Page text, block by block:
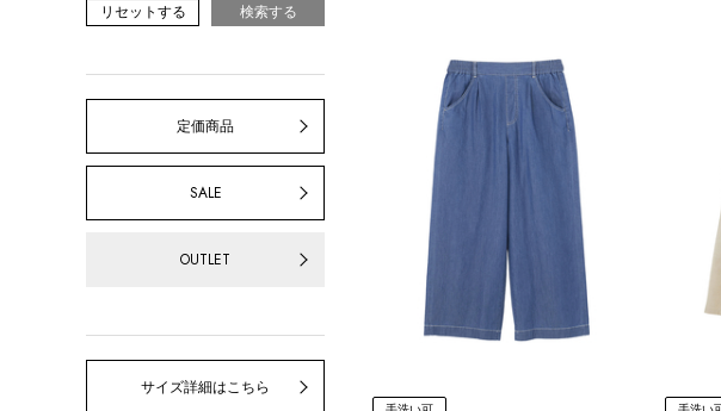
リセットする 検索する
定価商品
SALE
OUTLET
サイズ詳細はこちら